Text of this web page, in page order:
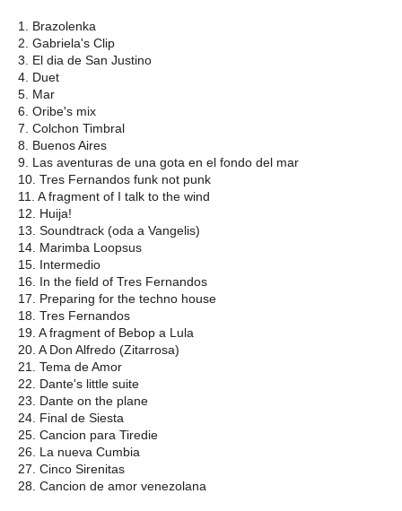
1. Brazolenka
2. Gabriela's Clip
3. El dia de San Justino
4. Duet
5. Mar
6. Oribe's mix
7. Colchon Timbral
8. Buenos Aires
9. Las aventuras de una gota en el fondo del mar
10. Tres Fernandos funk not punk
11. A fragment of I talk to the wind
12. Huija!
13. Soundtrack (oda a Vangelis)
14. Marimba Loopsus
15. Intermedio
16. In the field of Tres Fernandos
17. Preparing for the techno house
18. Tres Fernandos
19. A fragment of Bebop a Lula
20. A Don Alfredo (Zitarrosa)
21. Tema de Amor
22. Dante's little suite
23. Dante on the plane
24. Final de Siesta
25. Cancion para Tiredie
26. La nueva Cumbia
27. Cinco Sirenitas
28. Cancion de amor venezolana